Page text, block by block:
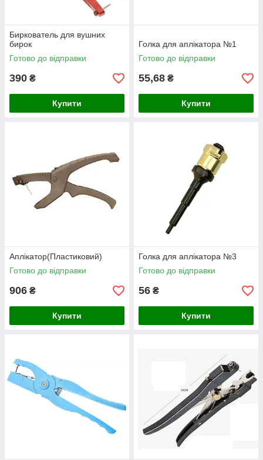
Биркователь для вушних
бирок
Готово до відправки
390 ₴
Купити
Голка для аплікатора №1
Готово до відправки
55,68 ₴
Купити
Аплікатор(Пластиковий)
Готово до відправки
906 ₴
Купити
Голка для аплікатора №3
Готово до відправки
56 ₴
Купити